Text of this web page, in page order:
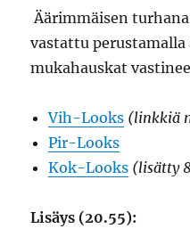
Äärimmäisen
vastattu
mukahauskat
Vih-Looks (linkkiä
Pir-Looks
Kok-Looks (lisätty
Lisäys (20.55):